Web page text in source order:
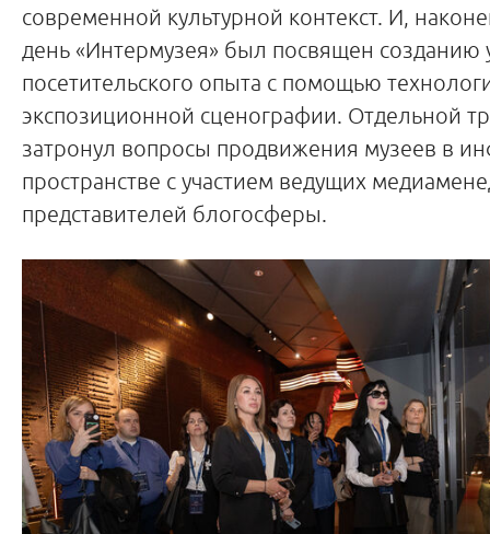
современной культурной контекст. И,
день «Интермузея» был посвящен созданию
посетительского опыта с помощью
экспозиционной сценографии. Отдельной
затронул вопросы продвижения музеев в
пространстве с участием ведущих
представителей блогосферы.